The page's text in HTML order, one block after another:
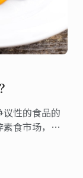
性的食品的
食市场，满